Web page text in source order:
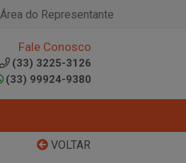
Área do Representante
Fale Conosco
(33) 3225-3126
(33) 99924-9380
VOLTAR